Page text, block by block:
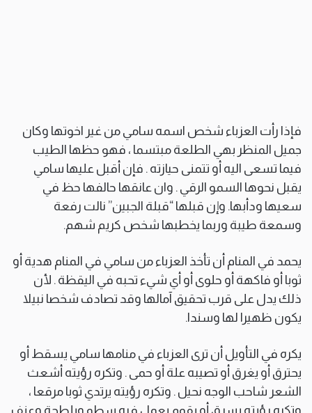
فإذا رأت العزباء شخص اسمه سامي من غير اخوتها وكان
جميل المنظر بهي الطلعة مبتسما ، فهو حظها الطيب
فيما تسعى اليه أو تتمنى حيازته . فإن أقبل عليها سامي
يقبل نحوها السمو الرقي . وان عانقها حالفها حظ في
سعيها ودأبها. وإن قبلها “قبلة الجبين” نالت رفعة
وسمعة طيبة وربما يخطبها شخص كريم شهم.
يحمد في المنام أن تأخذ العزباء من سامي في المنام هدية أو
ثوبا أو فاكهة أو حلوى أو أي شيء تحبه في اليقظة . لأن
ذلك يدل على قرب تحقيق آمالها وقد تصادف شخصا نبيلا
يكون ظهيرا لها وسندا.
يكره في التأويل أن ترى العزباء في منامها سامي يسقط أو
يحترق أو يغرق أو تصيبه علة أو حمى . وتكره رؤيته أشعث
الشعر شاحب الوجه نحيل . وتكره رؤيته يرتدي ثوبا مرقعا ،
وتكره رؤيته يسرق أو يقوم بعمل فيه سطو وبلطجة وعنف